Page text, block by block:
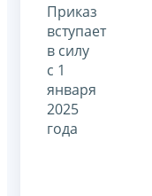
Приказ
вступает
в силу
с 1
января
2025
года